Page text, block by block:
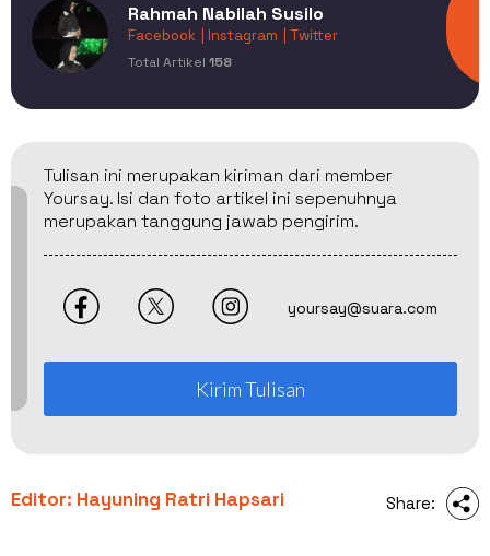
Rahmah Nabilah Susilo
Facebook | Instagram | Twitter
Total Artikel 158
Tulisan ini merupakan kiriman dari member
Yoursay. Isi dan foto artikel ini sepenuhnya
merupakan tanggung jawab pengirim.
yoursay@suara.com
Kirim Tulisan
Editor: Hayuning Ratri Hapsari Share: